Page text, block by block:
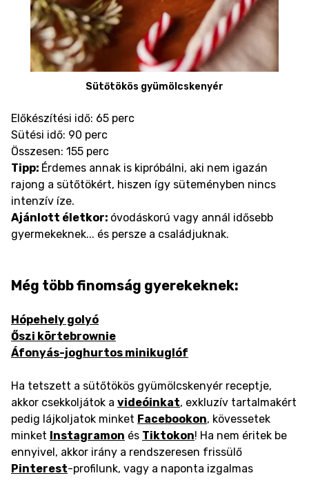
Sütőtökös gyümölcskenyér
Előkészítési idő: 65 perc
Sütési idő: 90 perc
Összesen: 155 perc
Tipp: Érdemes annak is kipróbálni, aki nem igazán
rajong a sütőtökért, hiszen így süteményben nincs
intenzív íze.
Ajánlott életkor: óvodáskorú vagy annál idősebb
gyermekeknek... és persze a családjuknak.
Még több finomság gyerekeknek:
Hópehely golyó
Őszi körtebrownie
Áfonyás-joghurtos minikuglóf
Ha tetszett a sütőtökös gyümölcskenyér receptje,
akkor csekkoljátok a videóinkat, exkluzív tartalmakért
pedig lájkoljatok minket Facebookon, kövessetek
minket Instagramon és Tiktokon! Ha nem éritek be
ennyivel, akkor irány a rendszeresen frissülő
Pinterest-profilunk, vagy a naponta izgalmas